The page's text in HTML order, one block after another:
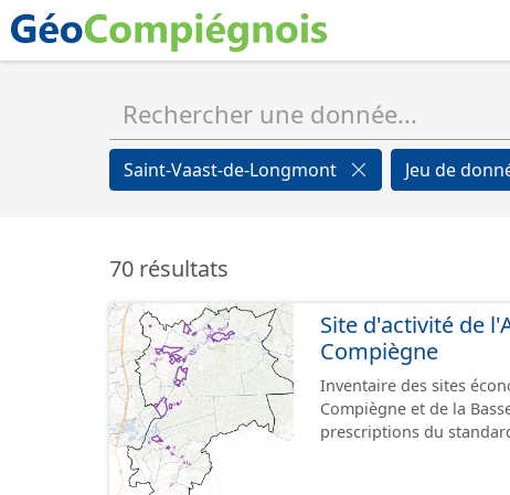
Saint-Vaast-de-Longmont Jeu de
70 résultats
Site d'activité de
Compiègne
Inventaire des sites
Compiègne et de la
prescriptions du